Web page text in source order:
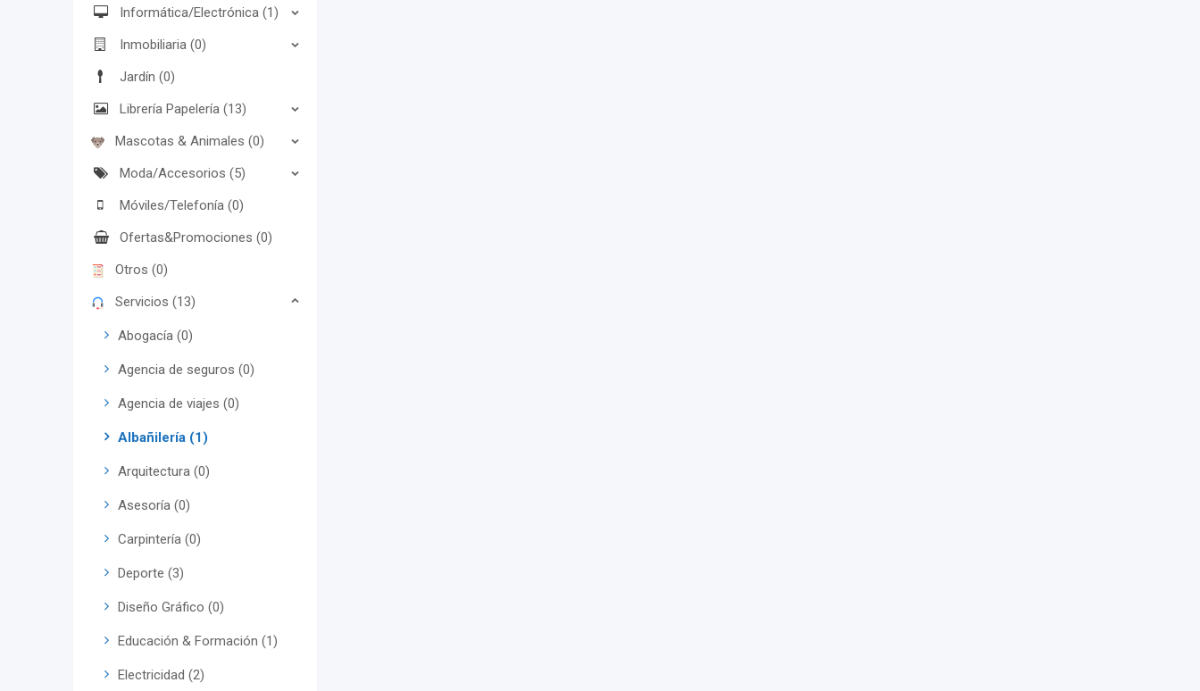
Informática/Electrónica (1)
Inmobiliaria (0)
Jardín (0)
Librería Papelería (13)
Mascotas & Animales (0)
Moda/Accesorios (5)
Móviles/Telefonía (0)
Ofertas&Promociones (0)
Otros (0)
Servicios (13)
Abogacía (0)
Agencia de seguros (0)
Agencia de viajes (0)
Albañilería (1)
Arquitectura (0)
Asesoría (0)
Carpintería (0)
Deporte (3)
Diseño Gráfico (0)
Educación & Formación (1)
Electricidad (2)